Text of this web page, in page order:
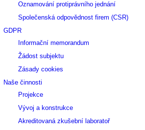
Oznamování protiprávního jednání
Společenská odpovědnost firem (CSR)
GDPR
Informační memorandum
Žádost subjektu
Zásady cookies
Naše činnosti
Projekce
Vývoj a konstrukce
Akreditovaná zkušební laboratoř